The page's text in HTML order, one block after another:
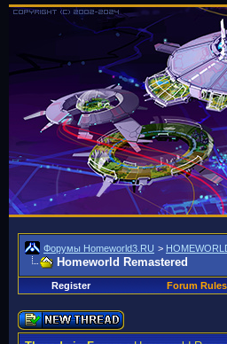
Форумы Homeworld3.RU >
Homeworld Remastered
Register Forum Rules